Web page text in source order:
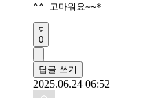
^^ 고마워요~~*
0
답글 쓰기
2025.06.24 06:52